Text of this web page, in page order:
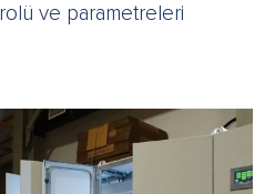
ve parametreleri